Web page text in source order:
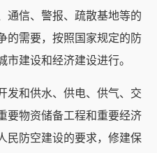
通信、警报、疏散基地等的
的需要，按照国家规定的防
建设和经济建设进行。
发和供水、供电、供气、交
要物资储备工程和重要经济
民防空建设的要求，修建保